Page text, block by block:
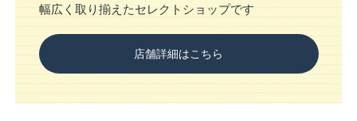
幅広く取り揃えたセレクトショップです
店舗詳細はこちら